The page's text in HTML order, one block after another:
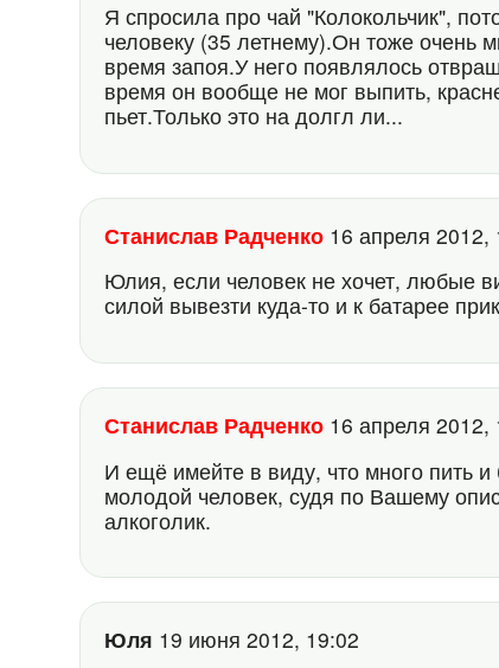
Я спросила про чай "Колокольчик",
человеку (35 летнему).Он тоже очень
время запоя.У него появлялось
время он вообще не мог выпить,
пьет.Только это на долгл ли...
Станислав Радченко 16 апреля 2012,
Юлия, если человек не хочет, любые
силой вывезти куда-то и к батарее
Станислав Радченко 16 апреля 2012,
И ещё имейте в виду, что много пить
молодой человек, судя по Вашему
алкоголик.
Юля 19 июня 2012, 19:02